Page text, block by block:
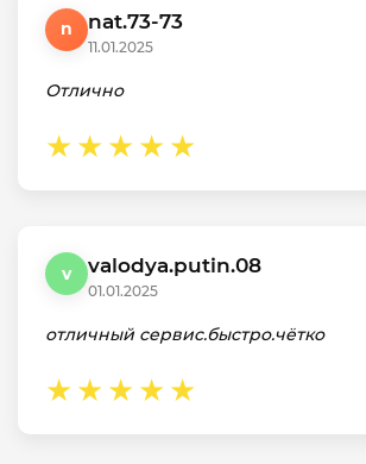
n nat.73-73
11.01.2025
Отлично
v valodya.putin.08
01.01.2025
отличный сервис.быстро.чётко